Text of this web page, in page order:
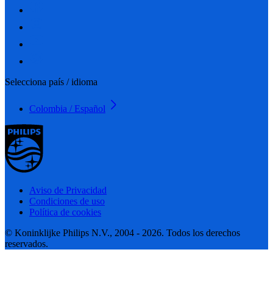
Selecciona país / idioma
Colombia / Español
Aviso de Privacidad
Condiciones de uso
Política de cookies
© Koninklijke Philips N.V., 2004 - 2026. Todos los derechos
reservados.